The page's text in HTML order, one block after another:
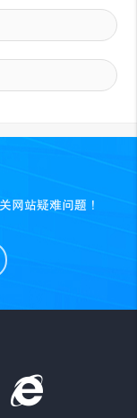
网站疑难问题！